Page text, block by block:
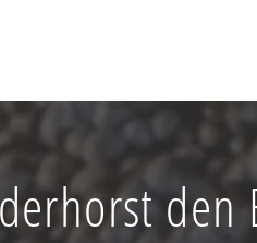
den